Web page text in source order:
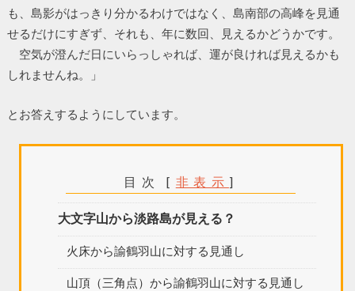
も、島影がはっきり分かるわけではなく、島南部の高峰を見通
せるだけにすぎず、それも、年に数回、見えるかどうかです。
空気が澄んだ日にいらっしゃれば、運が良ければ見えるかも
しれませんね。」
とお答えするようにしています。
目次 [ 非表示 ]
大文字山から淡路島が見える？
火床から諭鶴羽山に対する見通し
山頂（三角点）から諭鶴羽山に対する見通し